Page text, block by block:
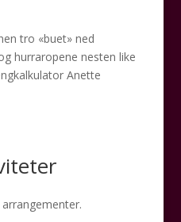
tro «buet» ned
hurraropene nesten like
Anette